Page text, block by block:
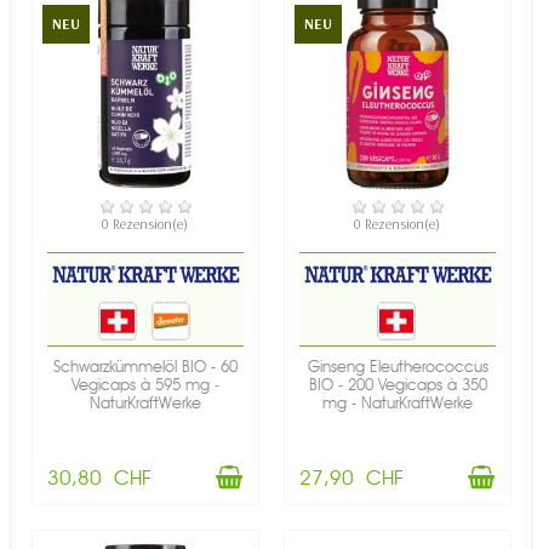
NEU
VERFÜGBAR
0 Rezension(e)
Schwarzkümmelöl BIO - 60
Vegicaps à 595 mg -
NaturKraftWerke
30,80 CHF
NEU
VERFÜGBAR
0 Rezension(e)
Ginseng Eleutherococcus
BIO - 200 Vegicaps à 350
mg - NaturKraftWerke
27,90 CHF